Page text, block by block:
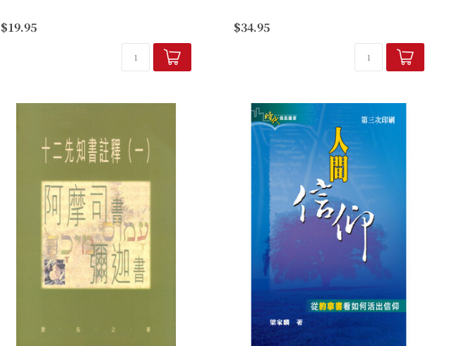
二卷。各卷釋義性質注重經文的歷史背景，
章節上下文之連貫，重要字詞之闡釋，詞句
$19.95
活關係不大的末世論觀...
$34.95